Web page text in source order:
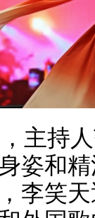
主持
姿和
李笑